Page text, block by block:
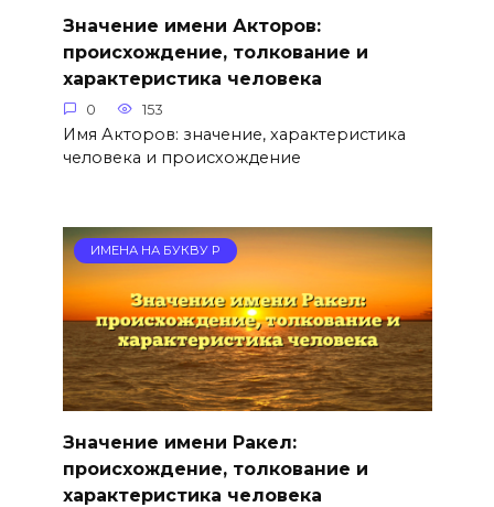
Значение имени Акторов:
происхождение, толкование и
характеристика человека
0 153
Имя Акторов: значение, характеристика
человека и происхождение
ИМЕНА НА БУКВУ Р
Значение имени Ракел:
происхождение, толкование и
характеристика человека